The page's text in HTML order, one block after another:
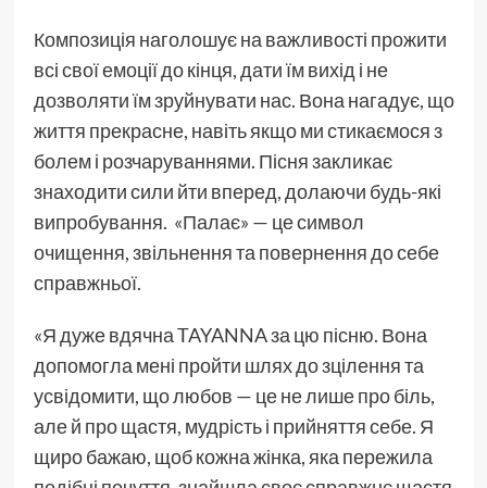
Композиція наголошує на важливості прожити
всі свої емоції до кінця, дати їм вихід і не
дозволяти їм зруйнувати нас. Вона нагадує, що
життя прекрасне, навіть якщо ми стикаємося з
болем і розчаруваннями. Пісня закликає
знаходити сили йти вперед, долаючи будь-які
випробування. «Палає» — це символ
очищення, звільнення та повернення до себе
справжньої.
«Я дуже вдячна TAYANNA за цю пісню. Вона
допомогла мені пройти шлях до зцілення та
усвідомити, що любов — це не лише про біль,
але й про щастя, мудрість і прийняття себе. Я
щиро бажаю, щоб кожна жінка, яка пережила